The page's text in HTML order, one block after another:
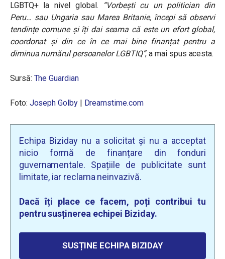
LGBTQ+ la nivel global.
“Vorbești cu un politician din
Peru… sau Ungaria sau Marea Britanie, începi să observi
tendințe comune și îți dai seama că este un efort global,
coordonat și din ce în ce mai bine finanțat pentru a
diminua numărul persoanelor LGBTIQ”, a mai spus acesta.
Sursă: The Guardian
Foto: Joseph Golby| Dreamstime.com
Echipa Biziday nu a solicitat și nu a acceptat
nicio formă de finanțare din fonduri
guvernamentale. Spațiile de publicitate sunt
limitate, iar reclama neinvazivă.
Dacă îți place ce facem, poți contribui tu
pentru susținerea echipei Biziday.
SUSȚINE ECHIPA BIZIDAY